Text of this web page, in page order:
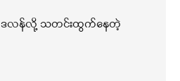
လန်လို့ သတင်းထွက်နေတဲ့